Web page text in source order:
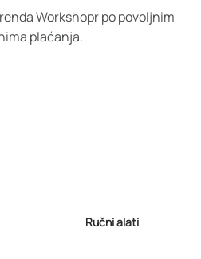
Workshopr po povoljnim
plaćanja.
Ručni alati